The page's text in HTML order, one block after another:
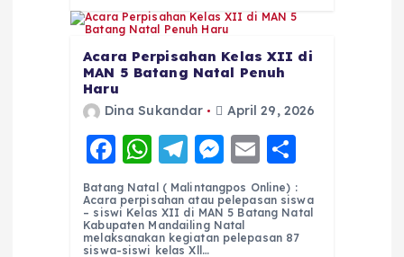
Acara Perpisahan Kelas XII di
MAN 5 Batang Natal Penuh
Haru
Dina Sukandar April 29, 2026
F
a
c
e
W
h
a
ts
T
el
e
g
M
e
ss
e
E
m
ai
l
h
a
re
Batang Natal ( Malintangpos Online) :
Acara perpisahan atau pelepasan siswa
– siswi Kelas XII di MAN 5 Batang Natal
Kabupaten Mandailing Natal
melaksanakan kegiatan pelepasan 87
siswa-siswi kelas Xll…